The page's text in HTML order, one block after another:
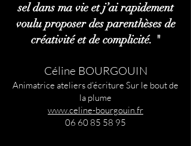
sel dans ma vie et j’ai rapidement
voulu proposer des parenthèses de
créativité et de complicité. "
Céline BOURGOUIN
Animatrice ateliers d'écriture Sur le bout de
la plume
www.celine-bourgouin.fr
06 60 85 58 95